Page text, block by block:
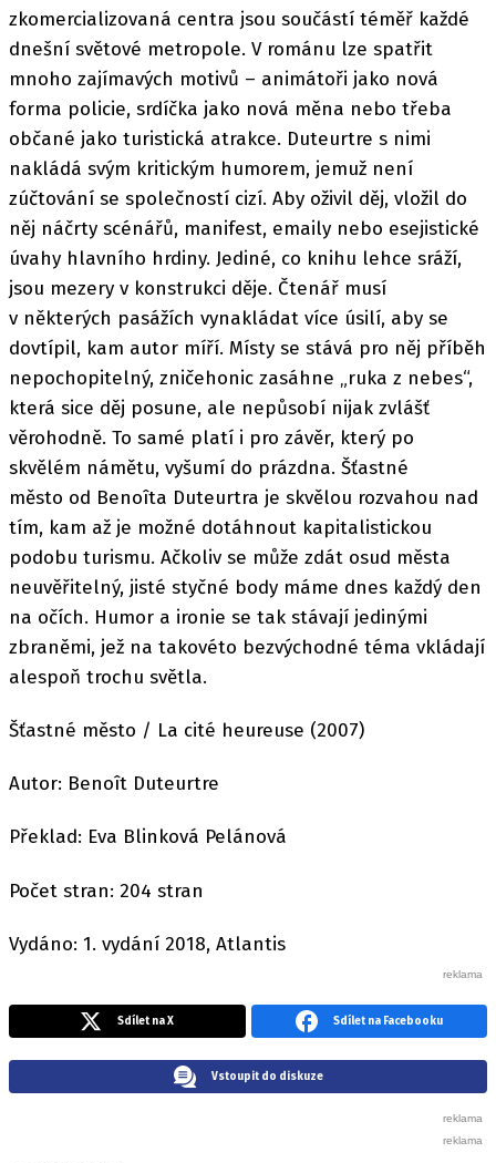
zkomercializovaná centra jsou součástí téměř každé
dnešní světové metropole. V románu lze spatřit
mnoho zajímavých motivů – animátoři jako nová
forma policie, srdíčka jako nová měna nebo třeba
občané jako turistická atrakce. Duteurtre s nimi
nakládá svým kritickým humorem, jemuž není
zúčtování se společností cizí. Aby oživil děj, vložil do
něj náčrty scénářů, manifest, emaily nebo esejistické
úvahy hlavního hrdiny. Jediné, co knihu lehce sráží,
jsou mezery v konstrukci děje. Čtenář musí
v některých pasážích vynakládat více úsilí, aby se
dovtípil, kam autor míří. Místy se stává pro něj příběh
nepochopitelný, zničehonic zasáhne „ruka z nebes“,
která sice děj posune, ale nepůsobí nijak zvlášť
věrohodně. To samé platí i pro závěr, který po
skvělém námětu, vyšumí do prázdna. Šťastné
město od Benoîta Duteurtra je skvělou rozvahou nad
tím, kam až je možné dotáhnout kapitalistickou
podobu turismu. Ačkoliv se může zdát osud města
neuvěřitelný, jisté styčné body máme dnes každý den
na očích. Humor a ironie se tak stávají jedinými
zbraněmi, jež na takovéto bezvýchodné téma vkládají
alespoň trochu světla.
Šťastné město / La cité heureuse (2007)
Autor: Benoît Duteurtre
Překlad: Eva Blinková Pelánová
Počet stran: 204 stran
Vydáno: 1. vydání 2018, Atlantis
Sdílet na X Sdílet na Facebooku
Vstoupit do diskuze